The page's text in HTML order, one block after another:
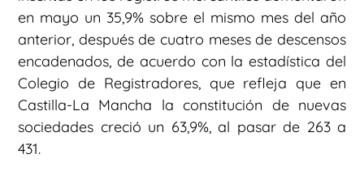
en mayo un 35,9% sobre el mismo mes del año
anterior, después de cuatro meses de descensos
encadenados, de acuerdo con la estadística del
Colegio de Registradores, que refleja que en
Castilla-La Mancha la constitución de nuevas
sociedades creció un 63,9%, al pasar de 263 a
431.